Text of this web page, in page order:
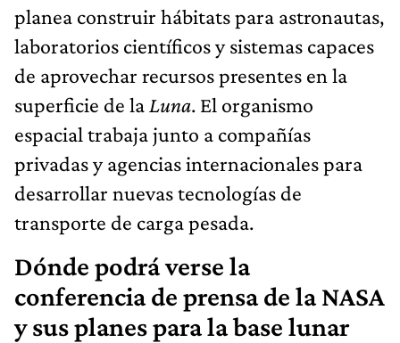
planea construir hábitats para astronautas,
laboratorios científicos y sistemas capaces
de aprovechar recursos presentes en la
superficie de la Luna. El organismo
espacial trabaja junto a compañías
privadas y agencias internacionales para
desarrollar nuevas tecnologías de
transporte de carga pesada.
Dónde podrá verse la
conferencia de prensa de la NASA
y sus planes para la base lunar